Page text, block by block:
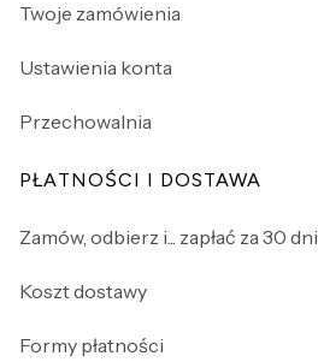
Twoje zamówienia
Ustawienia konta
Przechowalnia
PŁATNOŚCI I DOSTAWA
Zamów, odbierz i... zapłać za 30 dni
Koszt dostawy
Formy płatności